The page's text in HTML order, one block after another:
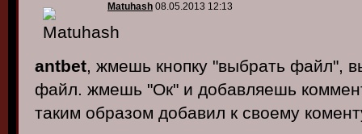
Matuhash 08.05.2013 12:13
antbet, жмешь кнопку "выбрать файл",
файл. жмешь "Ок" и добавляешь
таким образом добавил к своему